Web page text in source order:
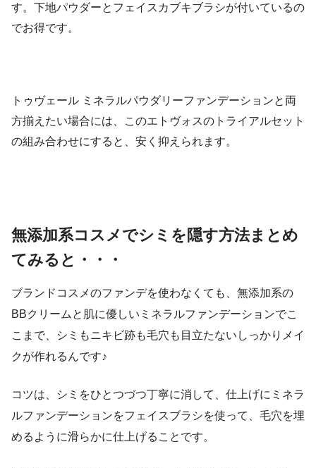
す。下地パウダーとフェイスカブキブラシが付いているの
でお得です。
トゥヴェール ミネラルパウダリーファンデーションと両
方揃えたい場合には、このエトヴォスのトライアルセット
の組み合わせにすると、安く抑えられます。
無添加系コスメでシミを隠す方法まとめ
てみると・・・
ブランドコスメのファンデを使わなくても、無添加系の
BBクリームと肌に優しいミネラルファンデーションでこ
こまで、シミもニキビ跡も毛穴も目立たないしっかりメイ
クが作れるんです♪
コツは、シミをひとつづつ丁寧に消して、仕上げにミネラ
ルファンデーションをフェイスブラシを使って、毛穴を埋
めるように滑らかに仕上げることです。